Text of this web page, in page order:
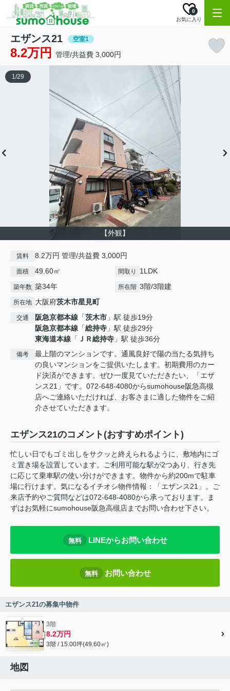
お気に入り
0
エザンス21 空室1
8.2万円 管理/共益費 3,000円
【外観】
1/29
賃料 8.2万円 管理/共益費 3,000円
面積 49.60㎡ 間取り 1LDK
築年数 築34年 所在階 3階/3階建
所在地 大阪府茨木市星見町
交通 阪急京都本線 「茨木市 」駅 徒歩19分
阪急京都本線 「総持寺 」駅 徒歩29分
東海道本線 「 ＪＲ総持寺 」駅 徒歩36分
備考
最上階のマンションです。通風良好で陽の当たる気持ち
の良いマンションをご提供いたします。初期費用のカー
ド決済ができます。ぜひ一度見ていただきたい、「エザ
ンス21」です。072-648-4080からsumohouse阪急高槻
店へご連絡いただければ、お客さまに適した物件をご紹
介させていただきます。
エザンス21のコメント(おすすめポイント)
忙しい日でもゴミ出しをサクッと終えられるように、敷地内にゴ
ミ置き場を設置しています。ご利用可能な駅が2つあり、行き先
に応じて乗車駅の使い分けができます。物件から約200mで駐車
場に行けます。気になるイチオシ物件情報：「エザンス21」。ご
来店予約やご質問などは072-648-4080から承っております。ま
ずはお気軽にsumohouse阪急高槻店までお問い合わせ下さい。
無料 LINEからお問い合わせ
無料 お問い合わせ
エザンス21の募集中物件
3階
8.2万円
3階 / 15.00坪(49.60㎡)
地図